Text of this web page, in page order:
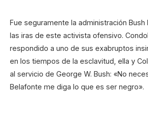
Fue seguramente la administración Bush
las iras de este activista ofensivo.
respondido a uno de sus exabruptos
en los tiempos de la esclavitud, ella y
al servicio de George W. Bush: «No
Belafonte me diga lo que es ser negro».